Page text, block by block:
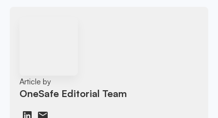
Article by
OneSafe Editorial Team